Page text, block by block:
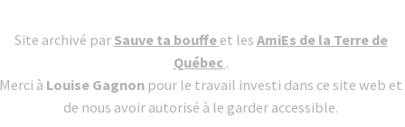
Site archivé par Sauve ta bouffe et les AmiEs de la Terre de
Québec .
Merci à Louise Gagnon pour le travail investi dans ce site web et
de nous avoir autorisé à le garder accessible.